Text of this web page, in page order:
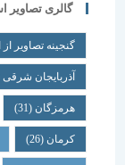
گالری تصاویر استان‌ها
گنجینه تصاویر از
آذربایجان شرقی(55)
هرمزگان(31)
همدان